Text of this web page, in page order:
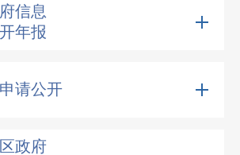
信息
年报
请公开
政府